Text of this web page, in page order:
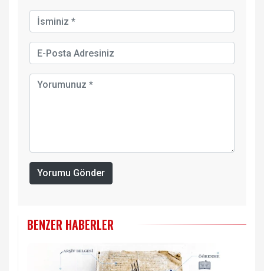
Yorumu Gönder
BENZER HABERLER